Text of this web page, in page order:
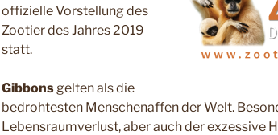
offizielle Vorstellung des
Zootier des Jahres 2019
statt.
Gibbons gelten als die
bedrohtesten Menschenaffen der Welt.
Lebensraumverlust, aber auch der exzessive